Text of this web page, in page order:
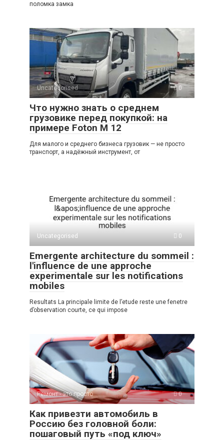
поломка замка
Uncategorised 0
Что нужно знать о среднем
грузовике перед покупкой: на
примере Foton M 12
Для малого и среднего бизнеса грузовик — не просто
транспорт, а надёжный инструмент, от
Uncategorised 0
Emergente architecture du sommeil :
l'influence de une approche
experimentale sur les notifications
mobiles
Resultats La principale limite de l’etude reste une fenetre
d’observation courte, ce qui impose
Ремонт - это просто 0
Как привезти автомобиль в
Россию без головной боли:
пошаговый путь «под ключ»